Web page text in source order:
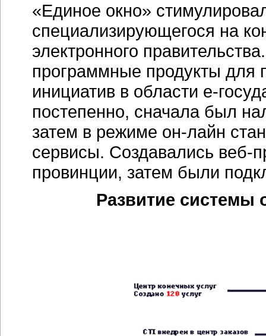
«Единое окно»
специализирующегося на
электронного
программные продукты для
инициатив в области е-
постепенно, сначала был
затем в режиме он-лайн
сервисы. Создавались веб-
провинции, затем были
Развитие системы